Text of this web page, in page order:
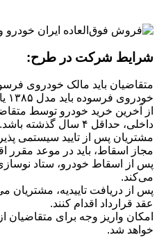
شرایط شرکت در طرح:
متقاضیان باید مالک خودروی
خودروی فرسوده باید مدل ۱۳۸۵ یا قبل از آن باشد.
از آخرین خرید خودرو توسط
داخلی، حداقل ۴ سال گذشته باشد.
مشتریان پس از تایید سیستمی
مجاز اسقاط، باید در موعد مقرر
پس از اسقاط خودرو، ستاد نوسازی
می‌کند.
پس از دریافت تاییدیه، مشتریان
عقد قرارداد اقدام کنند.
امکان واریز وجه برای متقاضیان
خواهد شد.